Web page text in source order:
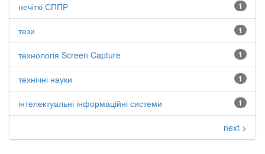
1
нечіткі СППР
1
тези
1
технологія Screen Capture
1
технічні науки
1
інтелектуальні інформаційні системи
next >